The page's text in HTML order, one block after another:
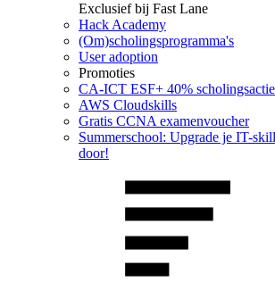
Exclusief bij Fast Lane
Hack Academy
(Om)scholingsprogramma's
User adoption
Promoties
CA‑ICT ESF+ 40% scholingsactie
AWS Cloudskills
Gratis CCNA examenvoucher
Summerschool: Upgrade je IT-
door!